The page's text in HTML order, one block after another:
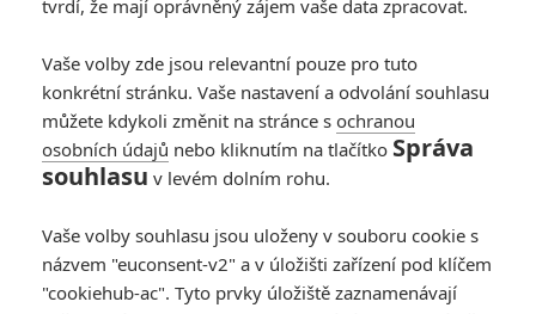
Open Road Films
tvrdí, že mají oprávněný zájem vaše data zpracovat.
Vaše volby zde jsou relevantní pouze pro tuto
konkrétní stránku. Vaše nastavení a odvolání souhlasu
můžete kdykoli změnit na stránce s ochranou
osobních údajů nebo kliknutím na tlačítko Správa
souhlasu v levém dolním rohu.
Vaše volby souhlasu jsou uloženy v souboru cookie s
názvem "euconsent-v2" a v úložišti zařízení pod klíčem
"cookiehub-ac". Tyto prvky úložiště zaznamenávají